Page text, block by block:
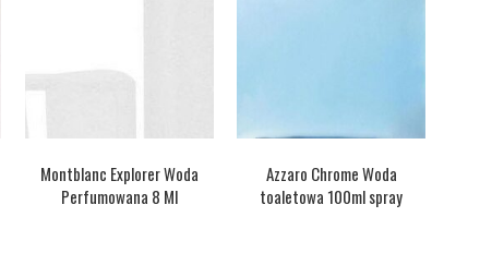
Montblanc Explorer Woda
Perfumowana 8 Ml
Azzaro Chrome Woda
toaletowa 100ml spray